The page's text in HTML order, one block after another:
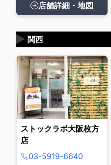
店舗詳細・地図
関西
▶
ストックラボ大阪枚方
店
03-5919-6640